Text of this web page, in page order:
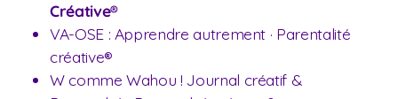
Créative®
VA-OSE : Apprendre autrement · Parentalité
créative®
W comme Wahou ! Journal créatif &